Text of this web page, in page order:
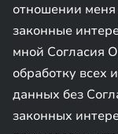
отношении меня
законные
мной Согласия
обработку всех
данных без
законных